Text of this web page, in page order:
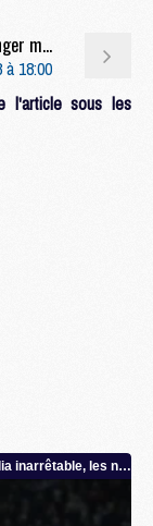
Club : Meunier : «On souhaite désormais prolonger mon contrat»
18:00
l'article sous les